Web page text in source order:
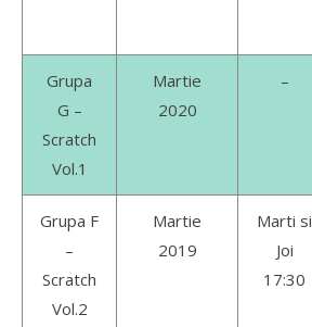
Grupa
G –
Scratch
Vol.1
Martie
2020
–
Grupa F
–
Scratch
Vol.2
Martie
2019
Marti si
Joi
17:30